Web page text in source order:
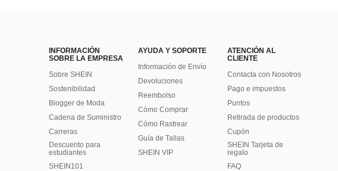
INFORMACIÓN
SOBRE LA EMPRESA
Sobre SHEIN
Sostenibilidad
Blogger de Moda
Cadena de Suministro
Carreras
Descuento para
estudiantes
SHEIN101
AYUDA Y SOPORTE
Información de Envío
Devoluciones
Reembolso
Cómo Comprar
Cómo Rastrear
Guía de Tallas
SHEIN VIP
ATENCIÓN AL
CLIENTE
Contacta con Nosotros
Pago e impuestos
Puntos
Retirada de productos
Cupón
SHEIN Tarjeta de
regalo
FAQ